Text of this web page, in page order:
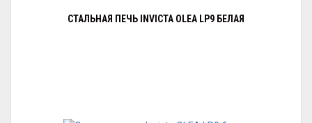
СТАЛЬНАЯ ПЕЧЬ INVICTA OLEA LP9 БЕЛАЯ